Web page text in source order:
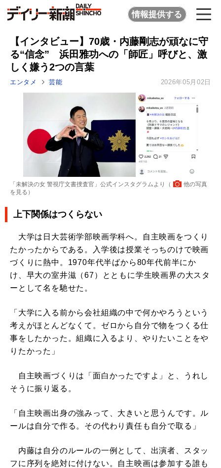
情報提供する
【インタビュー】70歳・内藤剛志が頑なに守
る“信念” 浜田雅功への「師匠」呼びと、激
しく嫌う2つの言葉
エンタメ 芸能 2026年05月02日
「未解決の女 警視庁文書捜査官」公式インスタグラムより（
他の写真
を見る ）
上下関係はつくらない
大学は日大芸術学部映画学科へ。自主映画をつくり
たかったからである。入学後は授業そっちのけで映画
づくりに熱中。1970年代半ばから80年代前半にか
け、早大の室井滋（67）とともに学生映画界の大スタ
ーとして名を馳せた。
「大学に入る前から会社組織の中で何かやろうという
考えがほとんどなくて。ゼロから自分で物をつくる仕
事をしたかった。組織に入るより、やりたいことをや
りたかった」
自主映画づくりは「面白かったですよ」と、うれし
そうに振り返る。
「自主映画出身の強みって、大きいと思うんです。ル
ールは自分で作る。その代わり責任も自分で取る」
内藤は自分のルールの一例として、出演者、スタッ
フに序列を絶対に付けない。自主映画は参加する誰も